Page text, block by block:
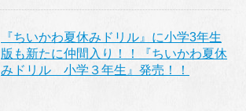
『ちいかわ夏休みドリル』に小学3年生
版も新たに仲間入り！！『ちいかわ夏休
みドリル 小学３年生』発売！！